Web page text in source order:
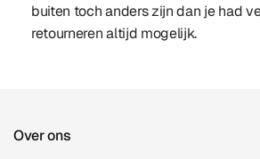
buiten toch anders zijn dan je had
retourneren altijd mogelijk.
Over ons